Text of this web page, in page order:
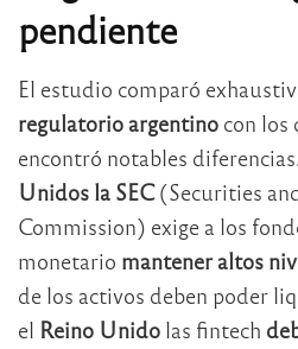
pendiente
El estudio comparó
regulatorio argentino con los
encontró notables
Unidos la SEC(Securities
Commission) exige a los
monetario mantener altos
de los activos deben poder
el Reino Unido las fintech